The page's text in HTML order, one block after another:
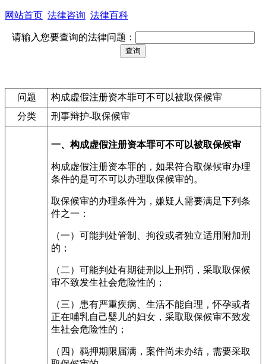
网站首页 法律咨询 法律百科
请输入您要查询的法律问题：
问题
构成虚假注册资本罪可不可以被取保候审
分类
刑事辩护-取保候审
一、构成虚假注册资本罪可不可以被取保候审
构成虚假注册资本罪的，如果符合取保候审办理
条件的是可不可以办理取保候审的。
取保候审的办理条件为，嫌疑人需要满足下列条
件之一：
（一）可能判处管制、拘役或者独立适用附加刑
的；
（二）可能判处有期徒刑以上刑罚，采取取保候
审不致发生社会危险性的；
（三）患有严重疾病、生活不能自理，怀孕或者
正在哺乳自己婴儿的妇女，采取取保候审不致发
生社会危险性的；
（四）羁押期限届满，案件尚未办结，需要采取